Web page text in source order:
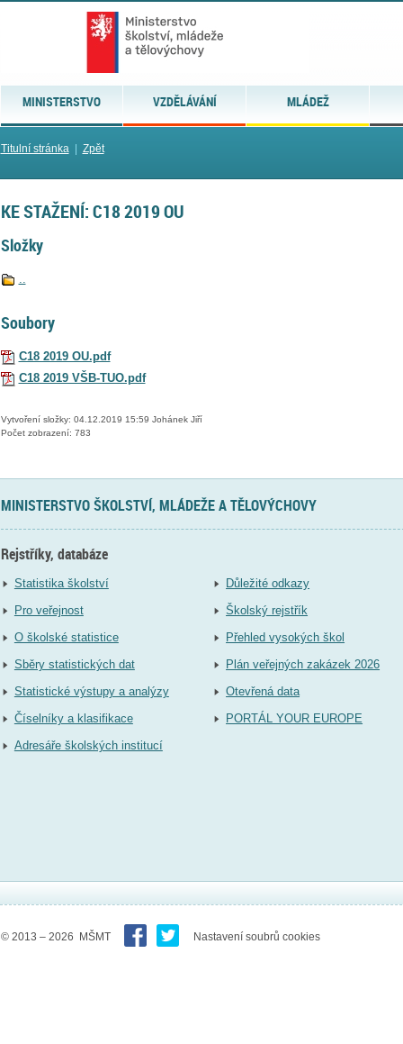
MINISTERSTVO VZDĚLÁVÁNÍ MLÁDEŽ
Titulní stránka| Zpět
KE STAŽENÍ: C18 2019 OU
Složky
..
Soubory
C18 2019 OU.pdf
C18 2019 VŠB-TUO.pdf
Vytvoření složky: 04.12.2019 15:59 Johánek Jiří
Počet zobrazení: 783
MINISTERSTVO ŠKOLSTVÍ, MLÁDEŽE A TĚLOVÝCHOVY
Rejstříky, databáze
Statistika školství
Pro veřejnost
O školské statistice
Sběry statistických dat
Statistické výstupy a analýzy
Číselníky a klasifikace
Adresáře školských institucí
Důležité odkazy
Školský rejstřík
Přehled vysokých škol
Plán veřejných zakázek 2026
Otevřená data
PORTÁL YOUR EUROPE
© 2013 – 2026 MŠMT Nastavení soubrů cookies